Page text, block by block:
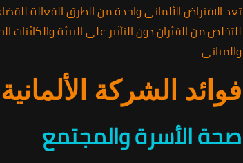
تعد الافتراض الألماني واحدة من الطرق الفعالة
للتخلص من الفئران دون التأثير على البيئة
والمباني.
فوائد الشركة
صحة الأسرة والمجتمع